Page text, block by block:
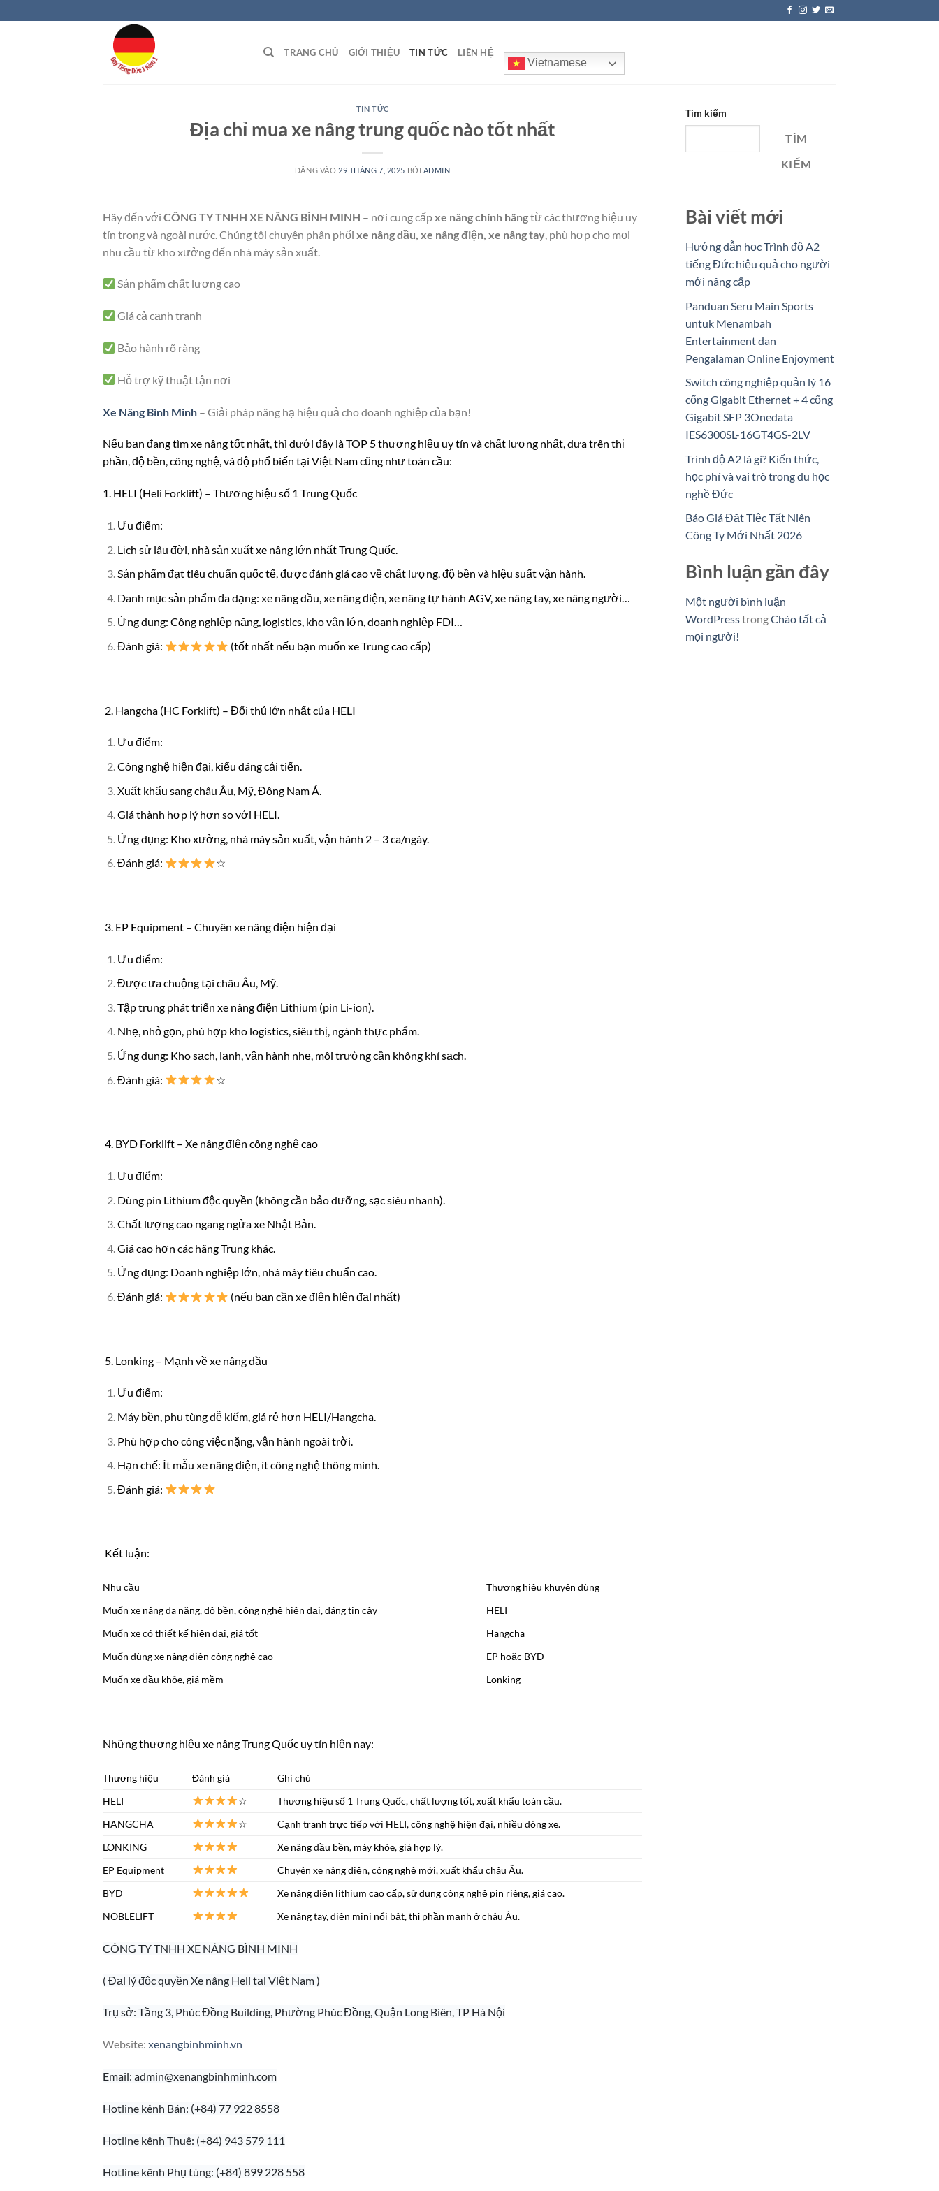
qua
TRANG CHỦ GIỚI THIỆU TIN TỨC LIÊN HỆ
Vietnamese
TIN TỨC
Địa chỉ mua xe nâng trung quốc nào tốt nhất
ĐĂNG VÀO 29 THÁNG 7, 2025 BỞI ADMIN
Hãy đến với CÔNG TY TNHH XE NÂNG BÌNH MINH – nơi cung cấpxe nâng chính hãngtừ các thương hiệu uy
tín trong và ngoài nước. Chúng tôi chuyên phân phối xe nâng dầu, xe nâng điện, xe nâng tay , phù hợp cho mọi
nhu cầu từ kho xưởng đến nhà máy sản xuất.
Sản phẩm chất lượng cao
Giá cả cạnh tranh
Bảo hành rõ ràng
Hỗ trợ kỹ thuật tận nơi
Xe Nâng Bình Minh – Giải pháp nâng hạ hiệu quả cho doanh nghiệp của bạn!
Nếu bạn đang tìm xe nâng tốt nhất, thì dưới đây là TOP 5 thương hiệu uy tín và chất lượng nhất, dựa trên thị
phần, độ bền, công nghệ, và độ phổ biến tại Việt Nam cũng như toàn cầu:
1. HELI (Heli Forklift) – Thương hiệu số 1 Trung Quốc
Ưu điểm:
Lịch sử lâu đời, nhà sản xuất xe nâng lớn nhất Trung Quốc.
Sản phẩm đạt tiêu chuẩn quốc tế, được đánh giá cao về chất lượng, độ bền và hiệu suất vận hành.
Danh mục sản phẩm đa dạng: xe nâng dầu, xe nâng điện, xe nâng tự hành AGV, xe nâng tay, xe nâng người…
Ứng dụng: Công nghiệp nặng, logistics, kho vận lớn, doanh nghiệp FDI…
Đánh giá:
(tốt nhất nếu bạn muốn xe Trung cao cấp)
2. Hangcha (HC Forklift) – Đối thủ lớn nhất của HELI
Ưu điểm:
Công nghệ hiện đại, kiểu dáng cải tiến.
Xuất khẩu sang châu Âu, Mỹ, Đông Nam Á.
Giá thành hợp lý hơn so với HELI.
Ứng dụng: Kho xưởng, nhà máy sản xuất, vận hành 2 – 3 ca/ngày.
Đánh giá:
☆
3. EP Equipment – Chuyên xe nâng điện hiện đại
Ưu điểm:
Được ưa chuộng tại châu Âu, Mỹ.
Tập trung phát triển xe nâng điện Lithium (pin Li-ion).
Nhẹ, nhỏ gọn, phù hợp kho logistics, siêu thị, ngành thực phẩm.
Ứng dụng: Kho sạch, lạnh, vận hành nhẹ, môi trường cần không khí sạch.
Đánh giá:
☆
4. BYD Forklift – Xe nâng điện công nghệ cao
Ưu điểm:
Dùng pin Lithium độc quyền (không cần bảo dưỡng, sạc siêu nhanh).
Chất lượng cao ngang ngửa xe Nhật Bản.
Giá cao hơn các hãng Trung khác.
Ứng dụng: Doanh nghiệp lớn, nhà máy tiêu chuẩn cao.
Đánh giá:
(nếu bạn cần xe điện hiện đại nhất)
5. Lonking – Mạnh về xe nâng dầu
Ưu điểm:
Máy bền, phụ tùng dễ kiếm, giá rẻ hơn HELI/Hangcha.
Phù hợp cho công việc nặng, vận hành ngoài trời.
Hạn chế: Ít mẫu xe nâng điện, ít công nghệ thông minh.
Đánh giá:
Kết luận:
Nhu cầu
Thương hiệu khuyên dùng
Muốn xe nâng đa năng, độ bền, công nghệ hiện đại, đáng tin cậy
HELI
Muốn xe có thiết kế hiện đại, giá tốt
Hangcha
Muốn dùng xe nâng điện công nghệ cao
EP hoặc BYD
Muốn xe dầu khỏe, giá mềm
Lonking
Những thương hiệu xe nâng Trung Quốc uy tín hiện nay:
Thương hiệu Đánh giá
Ghi chú
HELI
☆
Thương hiệu số 1 Trung Quốc, chất lượng tốt, xuất khẩu toàn cầu.
HANGCHA
☆
Cạnh tranh trực tiếp với HELI, công nghệ hiện đại, nhiều dòng xe.
LONKING
Xe nâng dầu bền, máy khỏe, giá hợp lý.
EP Equipment
Chuyên xe nâng điện, công nghệ mới, xuất khẩu châu Âu.
BYD
Xe nâng điện lithium cao cấp, sử dụng công nghệ pin riêng, giá cao.
NOBLELIFT
Xe nâng tay, điện mini nổi bật, thị phần mạnh ở châu Âu.
CÔNG TY TNHH XE NÂNG BÌNH MINH
( Đại lý độc quyền Xe nâng Heli tại Việt Nam )
Trụ sở: Tầng 3, Phúc Đồng Building, Phường Phúc Đồng, Quận Long Biên, TP Hà Nội
Website: xenangbinhminh.vn
Email: admin@xenangbinhminh.com
Hotline kênh Bán: (+84) 77 922 8558
Hotline kênh Thuê: (+84) 943 579 111
Hotline kênh Phụ tùng: (+84) 899 228 558
Tìm kiếm
TÌM
KIẾM
Bài viết mới
Hướng dẫn học Trình độ A2
tiếng Đức hiệu quả cho người
mới nâng cấp
Panduan Seru Main Sports
untuk Menambah
Entertainment dan
Pengalaman Online Enjoyment
Switch công nghiệp quản lý 16
cổng Gigabit Ethernet + 4 cổng
Gigabit SFP 3Onedata
IES6300SL-16GT4GS-2LV
Trình độ A2 là gì? Kiến thức,
học phí và vai trò trong du học
nghề Đức
Báo Giá Đặt Tiệc Tất Niên
Công Ty Mới Nhất 2026
Bình luận gần đây
Một người bình luận
WordPresstrongChào tất cả
mọi người!